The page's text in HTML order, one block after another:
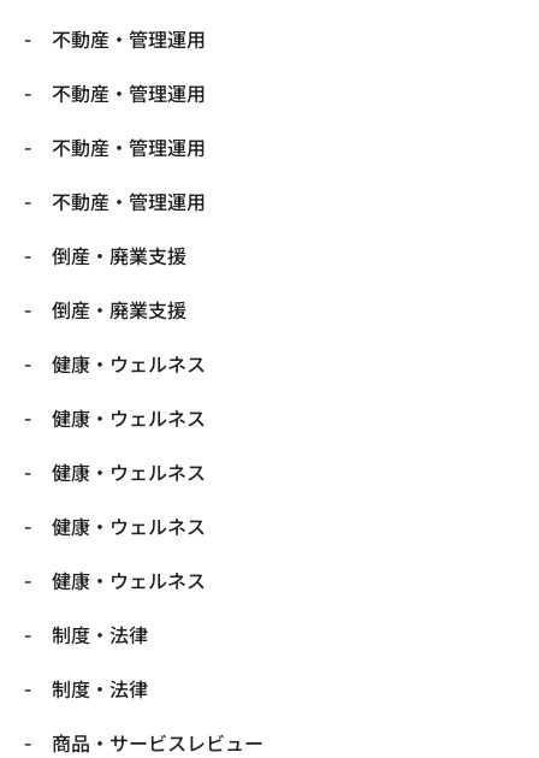
不動産・管理運用
不動産・管理運用
不動産・管理運用
不動産・管理運用
倒産・廃業支援
倒産・廃業支援
健康・ウェルネス
健康・ウェルネス
健康・ウェルネス
健康・ウェルネス
健康・ウェルネス
制度・法律
制度・法律
商品・サービスレビュー